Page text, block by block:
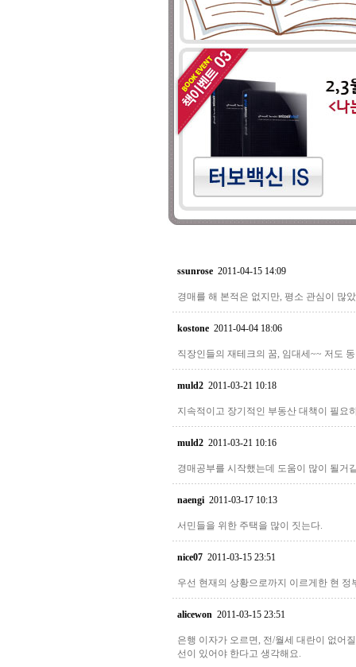
ssunrose 2011-04-15 14:09
경매를 해 본적은 없지만, 평소 관심이 많
kostone 2011-04-04 18:06
직장인들의 재테크의 꿈, 임대세~~ 저도
muld2 2011-03-21 10:18
지속적이고 장기적인 부동산 대책이 필요
muld2 2011-03-21 10:16
경매공부를 시작했는데 도움이 많이 될거
naengi 2011-03-17 10:13
서민들을 위한 주택을 많이 짓는다.
nice07 2011-03-15 23:51
우선 현재의 상황으로까지 이르게한 현
alicewon 2011-03-15 23:51
은행 이자가 오르면, 전/월세 대란이 없어
선이 있어야 한다고 생각해요.